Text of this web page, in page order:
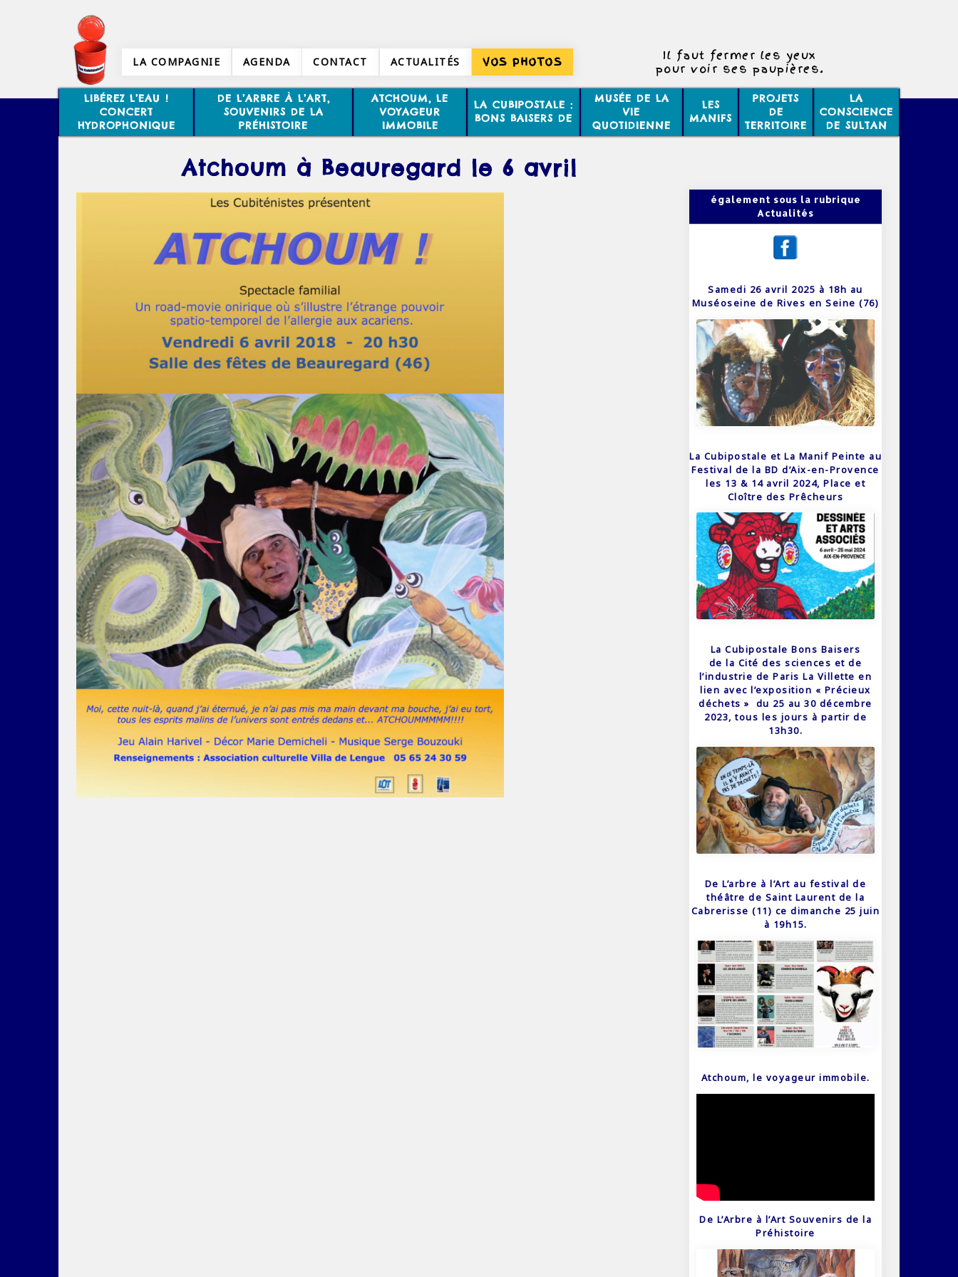
LA COMPAGNIE AGENDA CONTACT ACTUALITÉS VOS PHOTOS
Il faut fermer les yeux
pour voir ses paupières.
LIBÉREZ L’EAU !
CONCERT
HYDROPHONIQUE
DE L’ARBRE À L’ART,
SOUVENIRS DE LA
PRÉHISTOIRE
ATCHOUM, LE
VOYAGEUR
IMMOBILE
LA CUBIPOSTALE :
BONS BAISERS DE
MUSÉE DE LA
VIE
QUOTIDIENNE
LES
MANIFS
PROJETS
DE
TERRITOIRE
LA
CONSCIENCE
DE SULTAN
Atchoum à Beauregard le 6 avril
également sous la rubrique
Actualités
Samedi 26 avril 2025 à 18h au
Muséoseine de Rives en Seine (76)
La Cubipostale et La Manif Peinte au
Festival de la BD d’Aix-en-Provence
les 13 & 14 avril 2024, Place et
Cloître des Prêcheurs
La Cubipostale Bons Baisers
de la Cité des sciences et de
l’industrie de Paris La Villette en
lien avec l’exposition « Précieux
déchets » du 25 au 30 décembre
2023, tous les jours à partir de
13h30.
De L’arbre à l’Art au festival de
théâtre de Saint Laurent de la
Cabrerisse (11) ce dimanche 25 juin
à 19h15.
Atchoum, le voyageur immobile.
De L’Arbre à l’Art Souvenirs de la
Préhistoire